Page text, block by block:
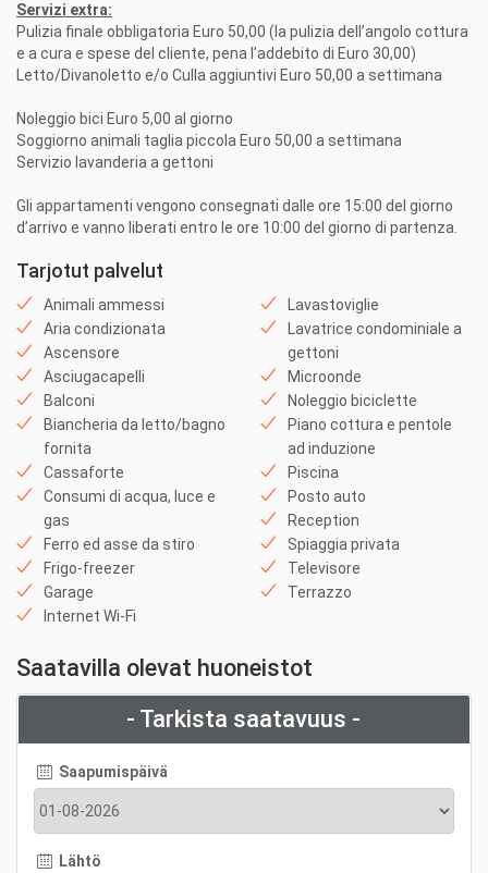
Servizi extra:
Pulizia finale obbligatoria Euro 50,00 (la pulizia dell’angolo cottura
e a cura e spese del cliente, pena l’addebito di Euro 30,00)
Letto/Divanoletto e/o Culla aggiuntivi Euro 50,00 a settimana
Noleggio bici Euro 5,00 al giorno
Soggiorno animali taglia piccola Euro 50,00 a settimana
Servizio lavanderia a gettoni
Gli appartamenti vengono consegnati dalle ore 15:00 del giorno
d’arrivo e vanno liberati entro le ore 10:00 del giorno di partenza.
Tarjotut palvelut
Animali ammessi
Aria condizionata
Ascensore
Asciugacapelli
Balconi
Biancheria da letto/bagno
fornita
Cassaforte
Consumi di acqua, luce e
gas
Ferro ed asse da stiro
Frigo-freezer
Garage
Internet Wi-Fi
Lavastoviglie
Lavatrice condominiale a
gettoni
Microonde
Noleggio biciclette
Piano cottura e pentole
ad induzione
Piscina
Posto auto
Reception
Spiaggia privata
Televisore
Terrazzo
Saatavilla olevat huoneistot
- Tarkista saatavuus -
Saapumispäivä
Lähtö